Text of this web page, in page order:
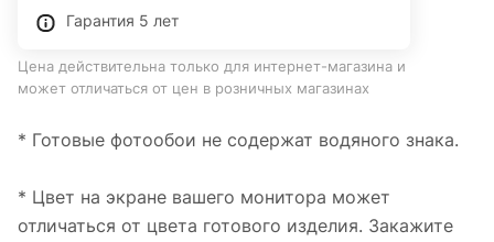
Гарантия 5 лет
Цена действительна только для интернет-магазина и
может отличаться от цен в розничных магазинах
* Готовые фотообои не содержат водяного знака.
* Цвет на экране вашего монитора может
отличаться от цвета готового изделия. Закажите